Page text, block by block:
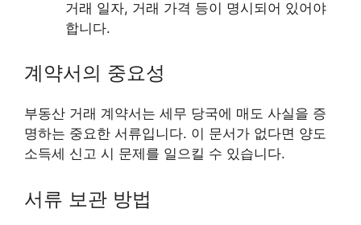
거래 일자, 거래 가격 등이 명시되어 있어야
합니다.
계약서의 중요성
부동산 거래 계약서는 세무 당국에 매도 사실을 증
명하는 중요한 서류입니다. 이 문서가 없다면 양도
소득세 신고 시 문제를 일으킬 수 있습니다.
서류 보관 방법